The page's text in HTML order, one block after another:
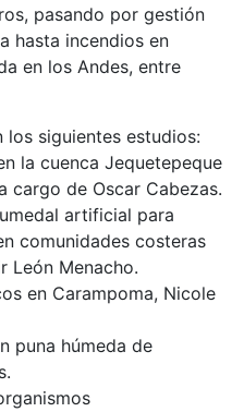
pasando por gestión
hasta incendios en
en los Andes, entre
los siguientes estudios:
la cuenca Jequetepeque
cargo de Oscar Cabezas.
artificial para
comunidades costeras
León Menacho.
en Carampoma, Nicole
puna húmeda de